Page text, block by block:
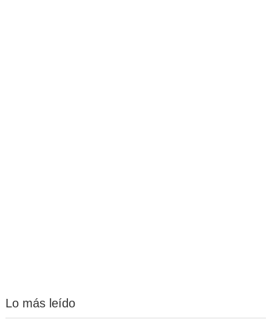
Lo más leído